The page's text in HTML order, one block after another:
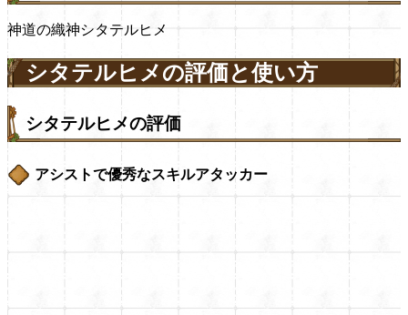
神道の織神シタテルヒメ
シタテルヒメの評価と使い方
シタテルヒメの評価
アシストで優秀なスキルアタッカー